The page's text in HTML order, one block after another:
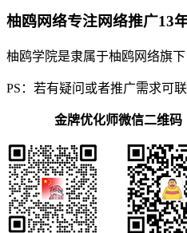
柚鸥网络专注网络推广13年
柚鸥学院是隶属于柚鸥网络旗
PS：若有疑问或者推广需求可联
金牌优化师微信二维码